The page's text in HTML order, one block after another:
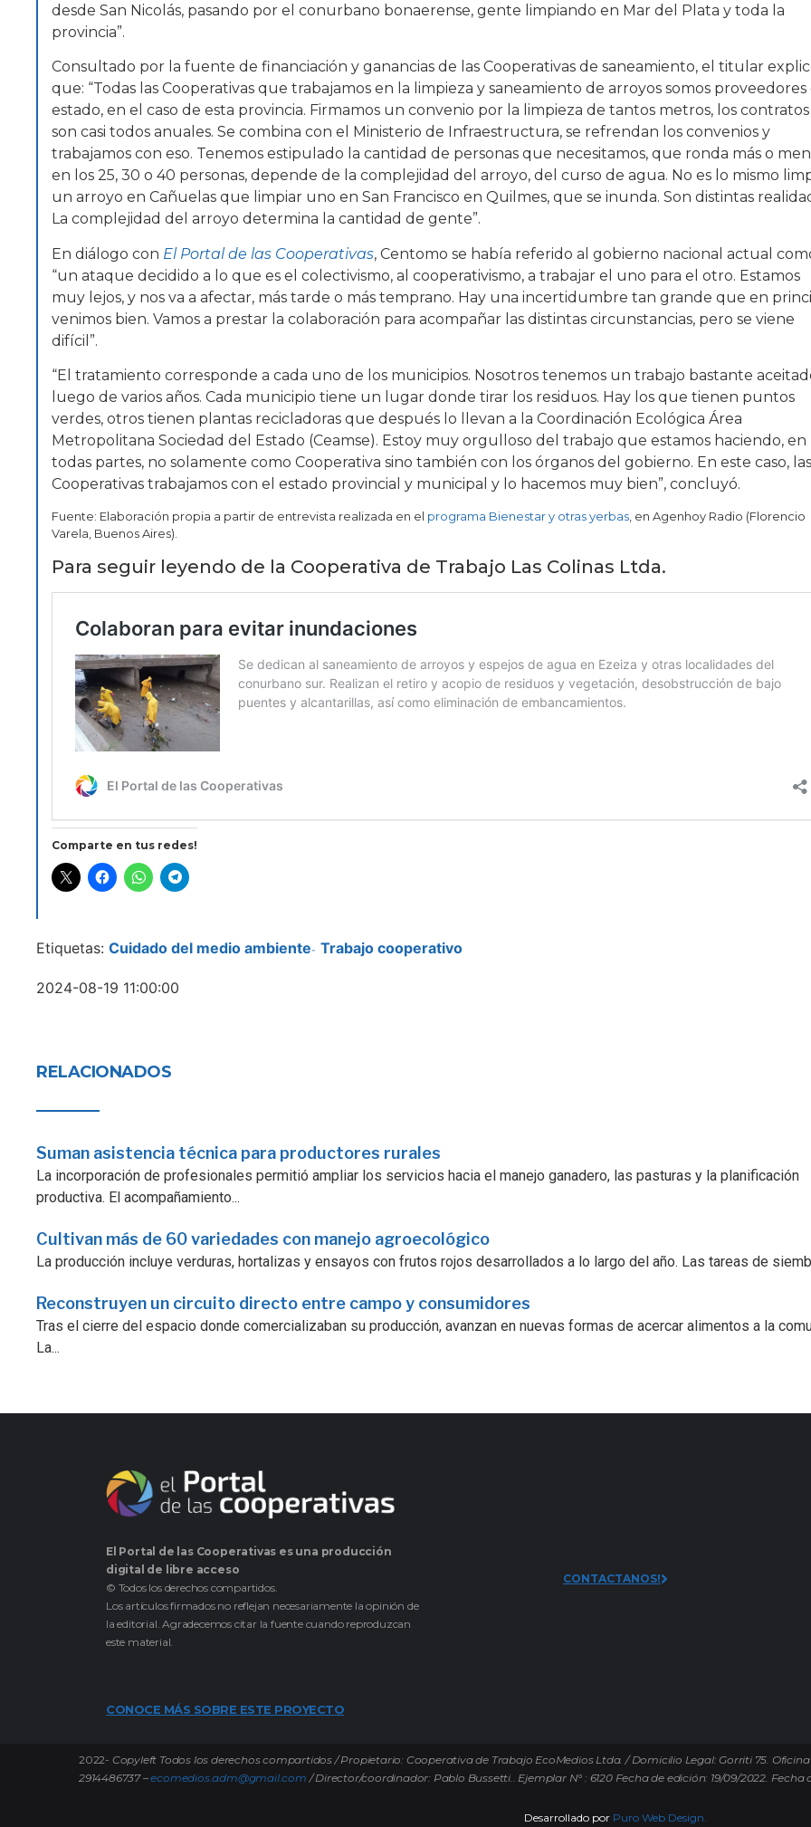
desde San Nicolás, pasando por el conurbano bonaerense, gente limpiando en Mar del Plata y toda la
provincia”.
Consultado por la fuente de financiación y ganancias de las Cooperativas de saneamiento, el titular
que: “Todas las Cooperativas que trabajamos en la limpieza y saneamiento de arroyos somos proveedores
estado, en el caso de esta provincia. Firmamos un convenio por la limpieza de tantos metros, los contratos
son casi todos anuales. Se combina con el Ministerio de Infraestructura, se refrendan los convenios y
trabajamos con eso. Tenemos estipulado la cantidad de personas que necesitamos, que ronda más o
en los 25, 30 o 40 personas, depende de la complejidad del arroyo, del curso de agua. No es lo mismo
un arroyo en Cañuelas que limpiar uno en San Francisco en Quilmes, que se inunda. Son distintas
La complejidad del arroyo determina la cantidad de gente”.
En diálogo con El Portal de las Cooperativas, Centomo se había referido al gobierno nacional actual
“un ataque decidido a lo que es el colectivismo, al cooperativismo, a trabajar el uno para el otro. Estamos
muy lejos, y nos va a afectar, más tarde o más temprano. Hay una incertidumbre tan grande que en
venimos bien. Vamos a prestar la colaboración para acompañar las distintas circunstancias, pero se viene
difícil”.
“El tratamiento corresponde a cada uno de los municipios. Nosotros tenemos un trabajo bastante
luego de varios años. Cada municipio tiene un lugar donde tirar los residuos. Hay los que tienen puntos
verdes, otros tienen plantas recicladoras que después lo llevan a la Coordinación Ecológica Área
Metropolitana Sociedad del Estado (Ceamse). Estoy muy orgulloso del trabajo que estamos haciendo, en
todas partes, no solamente como Cooperativa sino también con los órganos del gobierno. En este caso, las
Cooperativas trabajamos con el estado provincial y municipal y lo hacemos muy bien”, concluyó.
Fuente: Elaboración propia a partir de entrevista realizada en el programa Bienestar y otras yerbas, en Agenhoy Radio (Florencio
Varela, Buenos Aires).
Para seguir leyendo de la Cooperativa de Trabajo Las Colinas Ltda.
Comparte en tus redes!
Etiquetas: Cuidado del medio ambiente- Trabajo cooperativo
2024-08-19 11:00:00
RELACIONADOS
Suman asistencia técnica para productores rurales
La incorporación de profesionales permitió ampliar los servicios hacia el manejo ganadero, las pasturas y la planificación
productiva. El acompañamiento...
Cultivan más de 60 variedades con manejo agroecológico
La producción incluye verduras, hortalizas y ensayos con frutos rojos desarrollados a lo largo del año. Las tareas de
Reconstruyen un circuito directo entre campo y consumidores
Tras el cierre del espacio donde comercializaban su producción, avanzan en nuevas formas de acercar alimentos a la
La...
El Portal de las Cooperativas es una producción
digital de libre acceso
© Todos los derechos compartidos.
Los artículos firmados no reflejan necesariamente la opinión de
la editorial. Agradecemos citar la fuente cuando reproduzcan
este material.
CONOCE MÁS SOBRE ESTE PROYECTO
CONTACTANOS!
2022- Copyleft Todos los derechos compartidos / Propietario: Cooperativa de Trabajo EcoMedios Ltda. / Domicilio Legal: Gorriti 75.
2914486737 –ecomedios.adm@gmail.com / Director/coordinador: Pablo Bussetti.. Ejemplar N° : 6120 Fecha de edición: 19/09/2022. Fecha
Desarrollado por Puro Web Design.